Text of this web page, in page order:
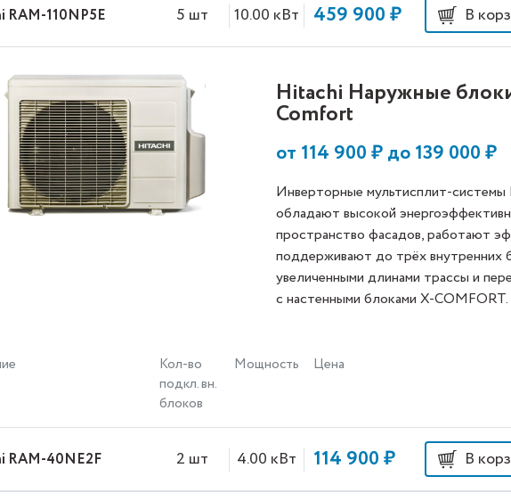
RAM-110NP5E 5 шт 10.00 кВт 459 900 ₽ В
Hitachi Наружные
Comfort
от 114 900₽ до139 000₽
Инверторные мультисплит-
обладают высокой
пространство фасадов, работают
поддерживают до трёх внутренних
увеличенными длинами трассы и
с настенными блоками X-COMFORT.
Кол-во
подкл. вн.
блоков
Мощность Цена
RAM-40NE2F 2 шт 4.00 кВт 114 900 ₽ В